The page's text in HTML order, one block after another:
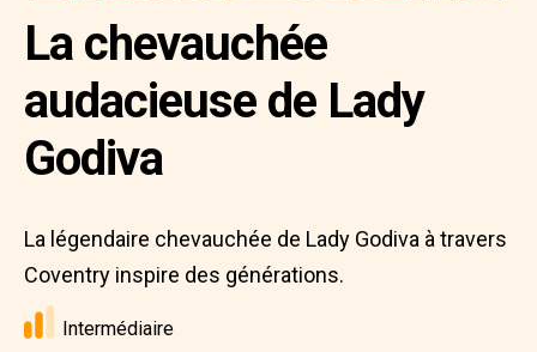
La chevauchée
audacieuse de Lady
Godiva
La légendaire chevauchée de Lady Godiva à travers
Coventry inspire des générations.
Intermédiaire